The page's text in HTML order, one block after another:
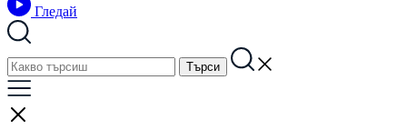
Гледай